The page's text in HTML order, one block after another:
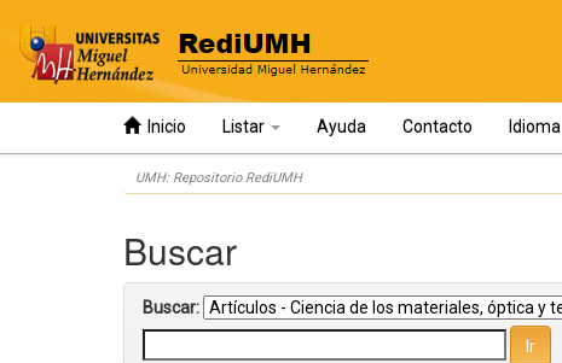
Inicio Listar Ayuda Contacto Idioma
UMH: Repositorio RediUMH
Buscar
Buscar: